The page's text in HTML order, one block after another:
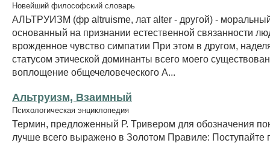
Новейший философский словарь
АЛЬТРУИЗМ (фр altruisme, лат alter - другой) -
основанный на признании естественной связанности
врожденное чувство симпатии При этом в другом,
статусом этической доминанты всего моего
воплощение общечеловеческого А...
Альтруизм, Взаимный
Психологическая энциклопедия
Термин, предложенный Р. Тривером для обозначения
лучше всего выражено в Золотом Правиле: Поступайте